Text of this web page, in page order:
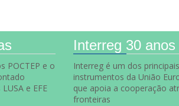
POCTEP e o
e EFE
Interreg 30 anos
Interreg é um dos principais
instrumentos da União
que apoia a cooperação
fronteiras